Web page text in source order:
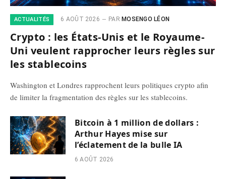
ACTUALITÉS 6 AOÛT 2026 PAR MOSENGO LÉON
Crypto : les États-Unis et le Royaume-
Uni veulent rapprocher leurs règles sur
les stablecoins
Washington et Londres rapprochent leurs politiques crypto afin
de limiter la fragmentation des règles sur les stablecoins.
Bitcoin à 1 million de dollars :
Arthur Hayes mise sur
l’éclatement de la bulle IA
6 AOÛT 2026